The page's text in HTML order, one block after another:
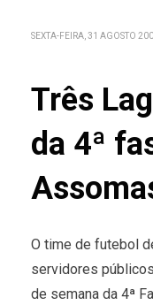
SEXTA-FEIRA, 31 AGOSTO
Três
da 4ª
O time de futebol
servidores
de semana da 4ª